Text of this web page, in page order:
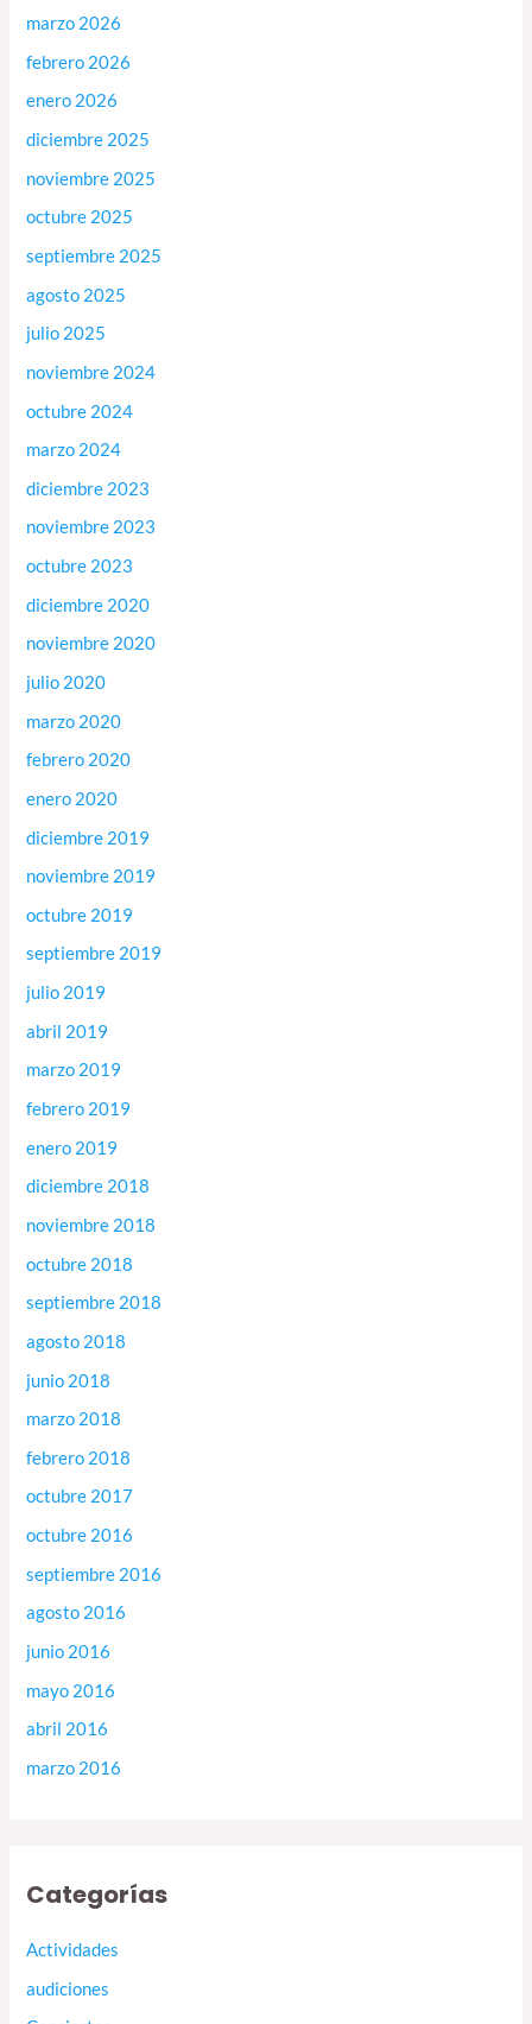
marzo 2026
febrero 2026
enero 2026
diciembre 2025
noviembre 2025
octubre 2025
septiembre 2025
agosto 2025
julio 2025
noviembre 2024
octubre 2024
marzo 2024
diciembre 2023
noviembre 2023
octubre 2023
diciembre 2020
noviembre 2020
julio 2020
marzo 2020
febrero 2020
enero 2020
diciembre 2019
noviembre 2019
octubre 2019
septiembre 2019
julio 2019
abril 2019
marzo 2019
febrero 2019
enero 2019
diciembre 2018
noviembre 2018
octubre 2018
septiembre 2018
agosto 2018
junio 2018
marzo 2018
febrero 2018
octubre 2017
octubre 2016
septiembre 2016
agosto 2016
junio 2016
mayo 2016
abril 2016
marzo 2016
Categorías
Actividades
audiciones